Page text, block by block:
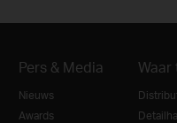
Pers & Media
Nieuws
Awards
Waar